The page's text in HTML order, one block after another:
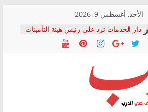
الأحد, أغسطس 9, 2026
دار الخدمات ترد على رئيس هيئة التأمينات
بعد مؤتمره الصحفي: إنكار الأزمة لا ينهي
معاناة أصحاب المعاشات.. ونطالب بكشف
فرحات سليمان يكتب: القطاع الصحي إلى
أين؟
حزب التحالف الشعبي يطلق لجنة “الحق
في الصحة” بالإسكندرية لرصد الانتهاكات
ودعم المرضى